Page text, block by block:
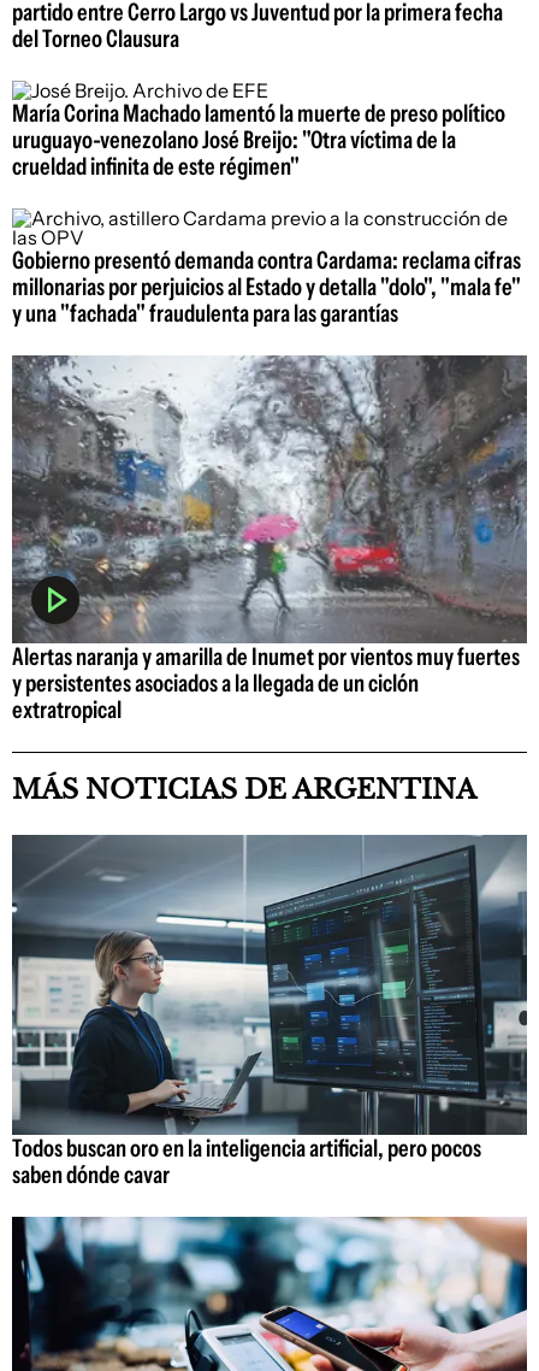
partido entre Cerro Largo vs Juventud por la primera fecha
del Torneo Clausura
María Corina Machado lamentó la muerte de preso político
uruguayo-venezolano José Breijo: "Otra víctima de la
crueldad infinita de este régimen"
Gobierno presentó demanda contra Cardama: reclama cifras
millonarias por perjuicios al Estado y detalla "dolo", "mala fe"
y una "fachada" fraudulenta para las garantías
Alertas naranja y amarilla de Inumet por vientos muy fuertes
y persistentes asociados a la llegada de un ciclón
extratropical
MÁS NOTICIAS DE ARGENTINA
Todos buscan oro en la inteligencia artificial, pero pocos
saben dónde cavar